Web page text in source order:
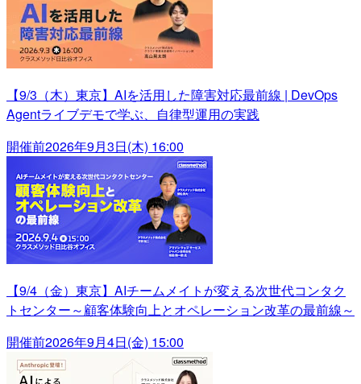
【9/3（木）東京】AIを活用した障害対応最前線 | DevOps
Agentライブデモで学ぶ、自律型運用の実践
開催前2026年9月3日(木) 16:00
【9/4（金）東京】AIチームメイトが変える次世代コンタク
トセンター～顧客体験向上とオペレーション改革の最前線～
開催前2026年9月4日(金) 15:00